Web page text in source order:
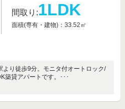
間取り:1LDK
面積(専有・建物)：33.52㎡
より徒歩9分。モニタ付オートロック/
築貸アパートです。･･･